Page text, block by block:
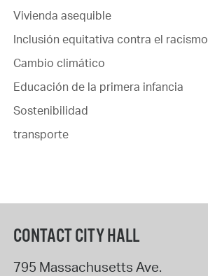
Vivienda asequible
Inclusión equitativa contra el racismo
Cambio climático
Educación de la primera infancia
Sostenibilidad
transporte
CONTACT CITY HALL
795 Massachusetts Ave.